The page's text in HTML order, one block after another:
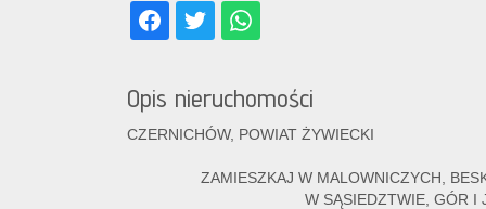
Opis nieruchomości
CZERNICHÓW, POWIAT ŻYWIECKI
ZAMIESZKAJ W MALOWNICZYCH,
W SĄSIEDZTWIE, GÓR I